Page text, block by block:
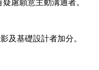
慮願意主動溝通者。
及基礎設計者加分。